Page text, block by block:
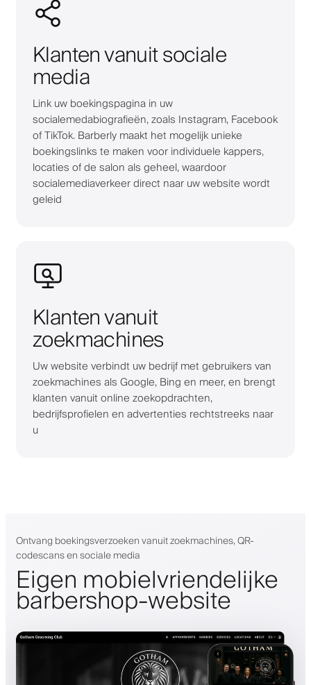
Klanten vanuit sociale
media
Link uw boekingspagina in uw
socialemedabiografieën, zoals Instagram, Facebook
of TikTok. Barberly maakt het mogelijk unieke
boekingslinks te maken voor individuele kappers,
locaties of de salon als geheel, waardoor
socialemediaverkeer direct naar uw website wordt
geleid
Klanten vanuit
zoekmachines
Uw website verbindt uw bedrijf met gebruikers van
zoekmachines als Google, Bing en meer, en brengt
klanten vanuit online zoekopdrachten,
bedrijfsprofielen en advertenties rechtstreeks naar
u
Ontvang boekingsverzoeken vanuit zoekmachines, QR-
codescans en sociale media
Eigen mobielvriendelijke
barbershop-website